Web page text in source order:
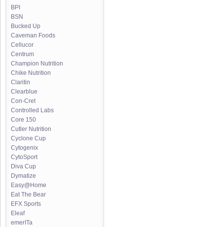
BPI
BSN
Bucked Up
Caveman Foods
Cellucor
Centrum
Champion Nutrition
Chike Nutrition
Claritin
Clearblue
Con-Cret
Controlled Labs
Core 150
Cutler Nutrition
Cyclone Cup
Cytogenix
CytoSport
Diva Cup
Dymatize
Easy@Home
Eat The Bear
EFX Sports
Eleaf
emerITa